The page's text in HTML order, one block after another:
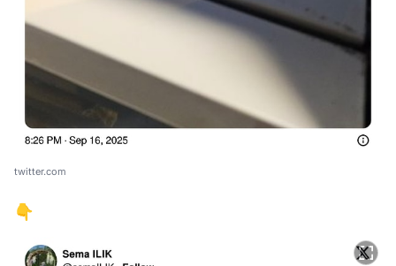
twitter.com
👇